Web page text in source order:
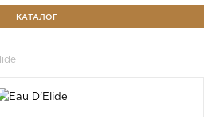
КАТАЛОГ